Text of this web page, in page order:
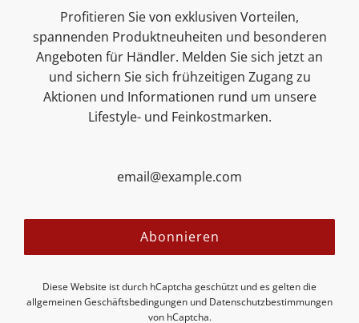
Unsere Marken
Merchandise
Blog
Suchen
Kontakt
Cookie Einstellungen
Versandbedingungen
Folgen Sie uns:
Profitieren Sie von exklusiven Vorteilen,
spannenden Produktneuheiten und besonderen
Angeboten für Händler. Melden Sie sich jetzt an
und sichern Sie sich frühzeitigen Zugang zu
Aktionen und Informationen rund um unsere
Lifestyle- und Feinkostmarken.
Abonnieren
Diese Website ist durch hCaptcha geschützt und es gelten die
allgemeinen Geschäftsbedingungen und Datenschutzbestimmungen
von hCaptcha.